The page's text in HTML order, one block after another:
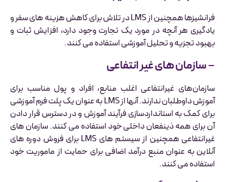
فرانشیزها همچنین از LMS در تلاش برای کاهش هزینه های سفر و
یادگیری هر آنچه در مورد یک تجارت وجود دارد، افزایش ثبات و
بهبود تجزیه و تحلیل آموزشی استفاده می کنند.
–سازمان های غیر انتفاعی
سازمان‌های غیرانتفاعی اغلب منابع، افراد و پول مناسب برای
آموزش داوطلبان ندارند. آنها از LMS به عنوان یک پلت فرم آموزشی
برای کمک به استانداردسازی فرآیند آموزش و در دسترس قرار دادن
آن برای همه ذینفعان داخلی خود استفاده می کنند. سازمان های
غیرانتفاعی همچنین از سیستم های LMS برای فروش دوره های
آنلاین به عنوان منبع درآمد اضافی برای حمایت از ماموریت خود
استفاده می کنند.